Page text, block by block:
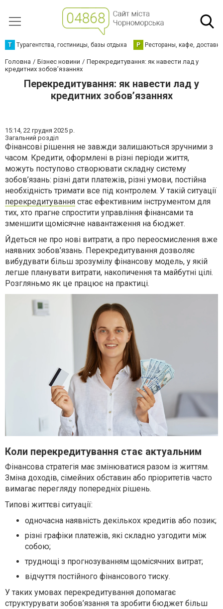
Т Турагентства, гостиницы, базы отдыха Р Рестораны, кафе,
Головна Бізнес новини
Перекредитування: як навести лад у
кредитних зобов’язаннях
Перекредитування: як навести лад у
кредитних зобов’язаннях
15:14, 22 грудня 2025 р.
Загальний розділ
Фінансові рішення не завжди залишаються зручними з
часом. Кредити, оформлені в різні періоди життя,
можуть поступово створювати складну систему
зобов’язань: різні дати платежів, різні умови, постійна
необхідність тримати все під контролем. У такій ситуації
перекредитування стає ефективним інструментом для
тих, хто прагне спростити управління фінансами та
зменшити щомісячне навантаження на бюджет.
Йдеться не про нові витрати, а про переосмислення вже
наявних зобов’язань. Перекредитування дозволяє
вибудувати більш зрозумілу фінансову модель, у якій
легше планувати витрати, накопичення та майбутні цілі.
Розгляньмо як це працює на практиці.
Коли перекредитування стає актуальним
Фінансова стратегія має змінюватися разом із життям.
Зміна доходів, сімейних обставин або пріоритетів часто
вимагає перегляду попередніх рішень.
Типові життєві ситуації:
одночасна наявність декількох кредитів або позик;
різні графіки платежів, які складно узгодити між
собою;
труднощі з прогнозуванням щомісячних витрат;
відчуття постійного фінансового тиску.
У таких умовах перекредитування допомагає
структурувати зобов’язання та зробити бюджет більш